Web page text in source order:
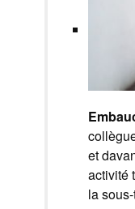
et
activité
la